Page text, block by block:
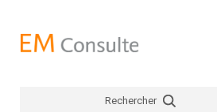
Rechercher